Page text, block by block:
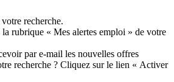
recherche.
rubrique « Mes alertes emploi » de votre
par e-mail les nouvelles offres
recherche ? Cliquez sur le lien « Activer